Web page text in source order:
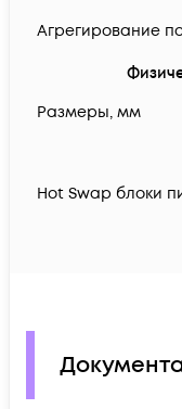
Агрегирование
Размеры, мм
Hot Swap блоки